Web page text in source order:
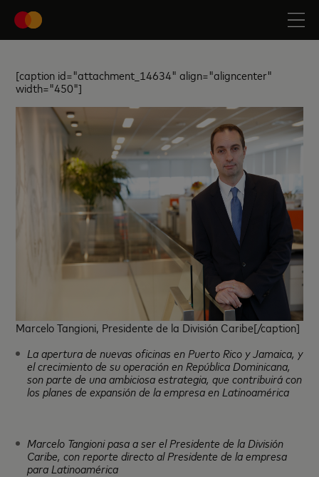
[caption id="attachment_14634" align="aligncenter"
width="450"]
Marcelo Tangioni, Presidente de la División Caribe[/caption]
La apertura de nuevas oficinas en Puerto Rico y Jamaica, y
el crecimiento de su operación en República Dominicana,
son parte de una ambiciosa estrategia, que contribuirá con
los planes de expansión de la empresa en Latinoamérica
Marcelo Tangioni pasa a ser el Presidente de la División
Caribe, con reporte directo al Presidente de la empresa
para Latinoamérica